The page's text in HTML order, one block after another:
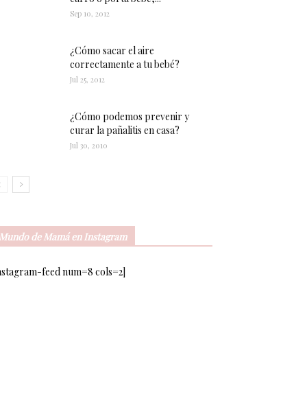
Sep 10, 2012
¿Cómo sacar el aire
correctamente a tu bebé?
Jul 25, 2012
¿Cómo podemos prevenir y
curar la pañalitis en casa?
Jul 30, 2010
de Mamá en Instagram
feed num=8 cols=2]